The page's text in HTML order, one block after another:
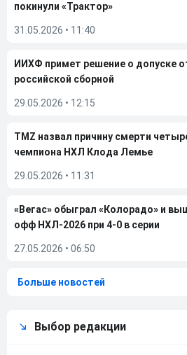
покинули «Трактор»
31.05.2026 • 11:40
ИИХФ примет решение о допуске
российской сборной
29.05.2026 • 12:15
TMZ назвал причину смерти
чемпиона НХЛ Клода Лемье
29.05.2026 • 11:31
«Вегас» обыграл «Колорадо» и
офф НХЛ-2026 при 4-0 в серии
27.05.2026 • 06:50
Больше новостей
Выбор редакции